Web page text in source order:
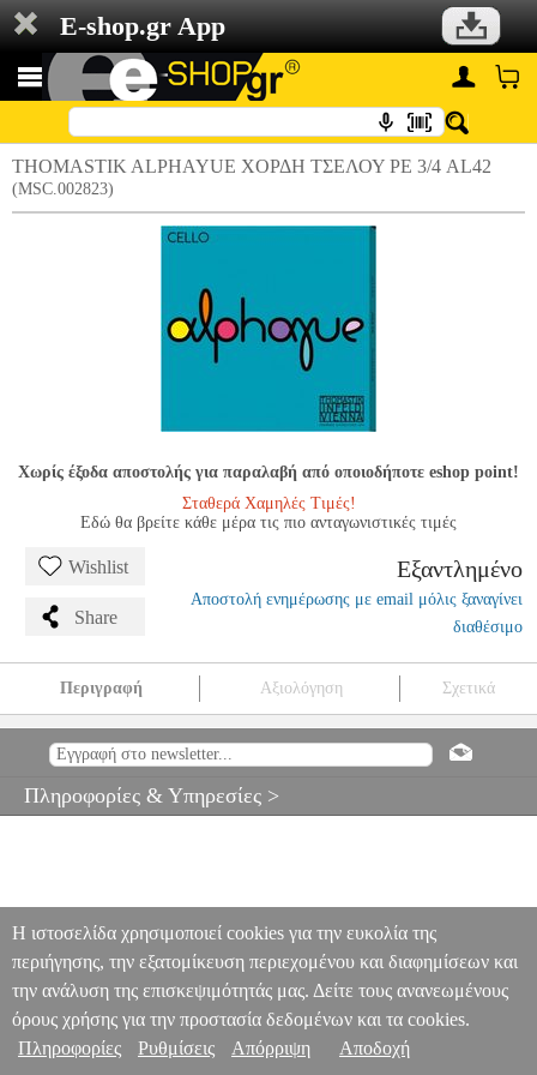
E-shop.gr App
THOMASTIK ALPHAYUE ΧΟΡΔΗ ΤΣΕΛΟΥ ΡΕ 3/4 AL42
(MSC.002823)
Χωρίς έξοδα αποστολής για παραλαβή από οποιοδήποτε eshop point!
Σταθερά Χαμηλές Τιμές!
Εδώ θα βρείτε κάθε μέρα τις πιο ανταγωνιστικές τιμές
Wishlist
Share
Εξαντλημένο
Αποστολή ενημέρωσης με email μόλις ξαναγίνει
διαθέσιμο
Περιγραφή Αξιολόγηση Σχετικά
MSC.002823 MSC.002823 THOMASTIK THOMASTIK ΧΟΡΔΕΣ
0
Πληροφορίες & Υπηρεσίες >
Η ιστοσελίδα χρησιμοποιεί cookies για την ευκολία της
περιήγησης, την εξατομίκευση περιεχομένου και διαφημίσεων και
την ανάλυση της επισκεψιμότητάς μας. Δείτε τους ανανεωμένους
όρους χρήσης για την προστασία δεδομένων και τα cookies.
Πληροφορίες
Ρυθμίσεις Απόρριψη Αποδοχή